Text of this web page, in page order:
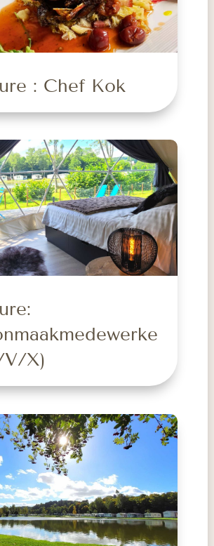
: Chef Kok
X)